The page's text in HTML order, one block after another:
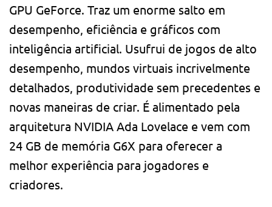
GPU GeForce. Traz um enorme salto em
desempenho, eficiência e gráficos com
inteligência artificial. Usufrui de jogos de alto
desempenho, mundos virtuais incrivelmente
detalhados, produtividade sem precedentes e
novas maneiras de criar. É alimentado pela
arquitetura NVIDIA Ada Lovelace e vem com
24 GB de memória G6X para oferecer a
melhor experiência para jogadores e
criadores.